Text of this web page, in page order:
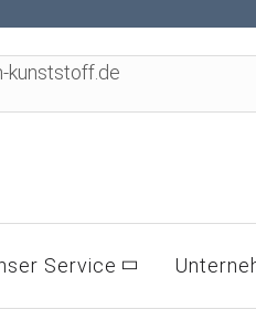
kunststoff.de
Service